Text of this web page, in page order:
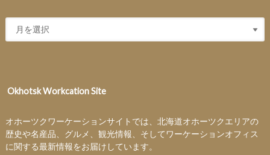
Okhotsk Workcation Site
オホーツクワーケーションサイトでは、北海道オホーツクエリアの
歴史や名産品、グルメ、観光情報、そしてワーケーションオフィス
に関する最新情報をお届けしています。